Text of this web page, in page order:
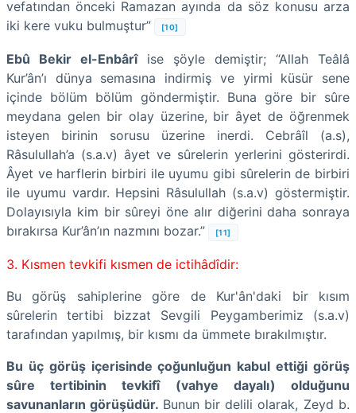
vefatından önceki Ramazan ayında da söz konusu arza
iki kere vuku bulmuştur”
[10]
Ebû Bekir el-Enbârîise şöyle demiştir; “Allah Teâlâ
Kur’ân’ı dünya semasına indirmiş ve yirmi küsür sene
içinde bölüm bölüm göndermiştir. Buna göre bir sûre
meydana gelen bir olay üzerine, bir âyet de öğrenmek
isteyen birinin sorusu üzerine inerdi. Cebrâîl (a.s),
Râsulullah’a (s.a.v) âyet ve sûrelerin yerlerini gösterirdi.
Âyet ve harflerin birbiri ile uyumu gibi sûrelerin de birbiri
ile uyumu vardır. Hepsini Râsulullah (s.a.v) göstermiştir.
Dolayısıyla kim bir sûreyi öne alır diğerini daha sonraya
bırakırsa Kur’ân’ın nazmını bozar.”
[11]
3. Kısmen tevkifi kısmen de ictihâdîdir:
Bu görüş sahiplerine göre de Kur'ân'daki bir kısım
sûrelerin tertibi bizzat Sevgili Peygamberimiz (s.a.v)
tarafından yapılmış, bir kısmı da ümmete bırakılmıştır.
Bu üç görüş içerisinde çoğunluğun kabul ettiği görüş
sûre tertibinin tevkifî (vahye dayalı) olduğunu
savunanların görüşüdür. Bunun bir delili olarak, Zeyd b.